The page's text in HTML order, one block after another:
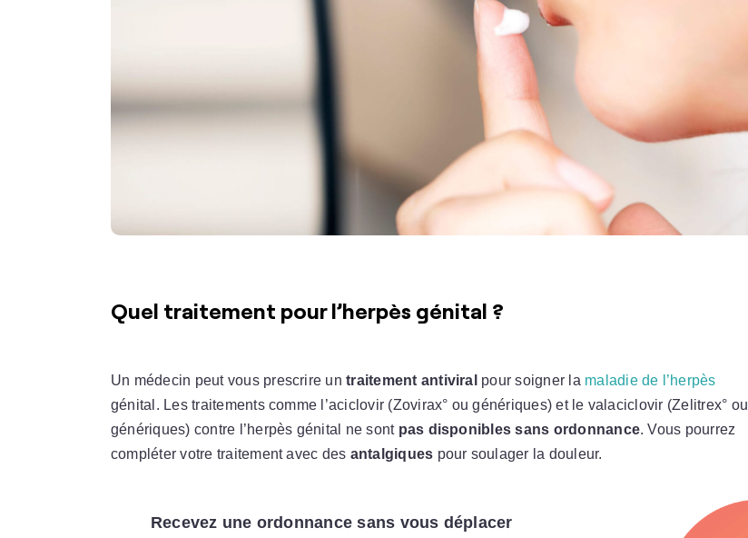
Quel traitement pour l’herpès génital ?
Un médecin peut vous prescrire untraitement antiviral pour soigner la maladie de l’herpès
génital. Les traitements comme l’aciclovir (Zovirax° ou génériques) et le valaciclovir (Zelitrex° ou
génériques) contre l’herpès génital ne sont pas disponibles sans ordonnance. Vous pourrez
compléter votre traitement avec des antalgiques pour soulager la douleur.
Recevez une ordonnance sans vous déplacer